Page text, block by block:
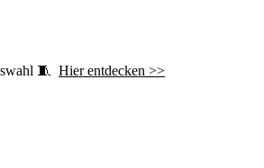
🧵 Hier entdecken >>